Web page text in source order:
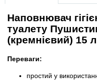
Наповнювач
туалету
(кремнієвий) 15 л
Переваги:
простий у
Товари для коней
Товари для людей
Хозряд - господарчі